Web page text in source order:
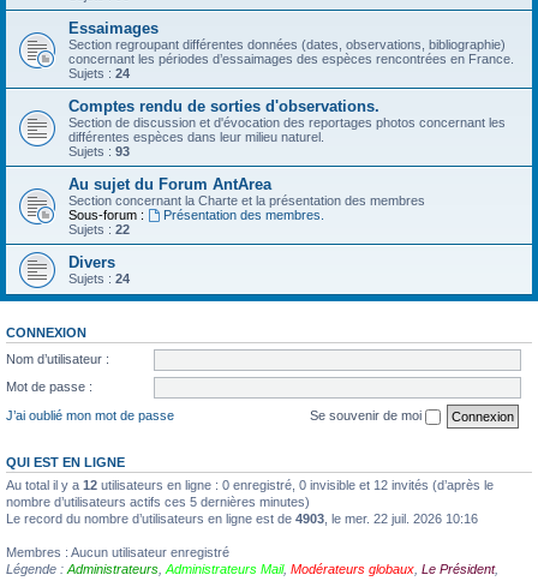
Essaimages
Section regroupant différentes données (dates, observations, bibliographie)
concernant les périodes d’essaimages des espèces rencontrées en France.
Sujets : 24
Comptes rendu de sorties d'observations.
Section de discussion et d'évocation des reportages photos concernant les
différentes espèces dans leur milieu naturel.
Sujets : 93
Au sujet du Forum AntArea
Section concernant la Charte et la présentation des membres
Sous-forum :
Présentation des membres.
Sujets : 22
Divers
Sujets : 24
CONNEXION
Nom d’utilisateur :
Mot de passe :
J’ai oublié mon mot de passe
Se souvenir de moi
QUI EST EN LIGNE
Au total il y a 12 utilisateurs en ligne : 0 enregistré, 0 invisible et 12 invités (d’après le
nombre d’utilisateurs actifs ces 5 dernières minutes)
Le record du nombre d’utilisateurs en ligne est de 4903 , le mer. 22 juil. 2026 10:16
Membres : Aucun utilisateur enregistré
Légende : Administrateurs Administrateurs Mail, Modérateurs globaux Le Président,